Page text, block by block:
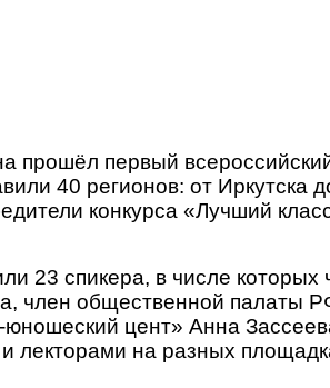
прошёл первый
40 регионов: от Иркутска
конкурса «Лучший
спикера, в числе которых
общественной палаты
цент» Анна
на разных